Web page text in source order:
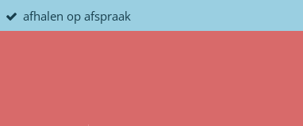
afhalen op afspraak